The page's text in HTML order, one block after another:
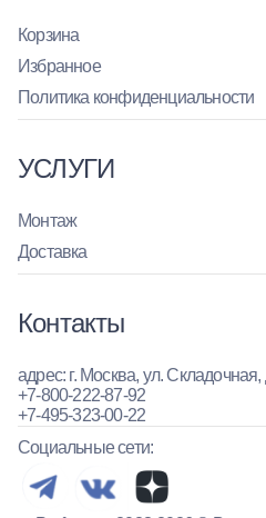
Корзина
Избранное
Политика конфиденциальности
УСЛУГИ
Монтаж
Доставка
Контакты
адрес: г. Москва, ул.
+7-800-222-87-92
+7-495-323-00-22
Социальные сети: